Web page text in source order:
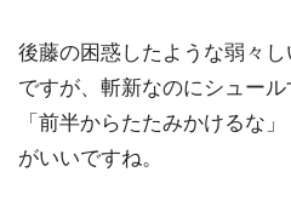
後藤の困惑したような弱々
ですが、斬新なのにシュー
「前半からたたみかけるな
がいいですね。